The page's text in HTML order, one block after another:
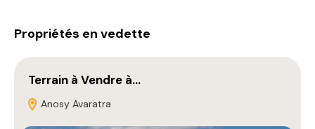
Propriétés en vedette
Terrain à Vendre à…
Anosy Avaratra